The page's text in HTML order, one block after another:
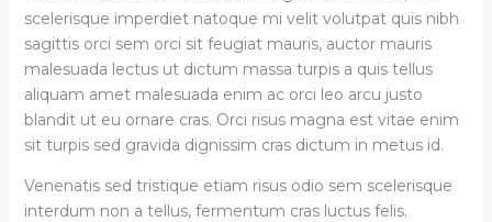
scelerisque imperdiet natoque mi velit volutpat quis nibh
sagittis orci sem orci sit feugiat mauris, auctor mauris
malesuada lectus ut dictum massa turpis a quis tellus
aliquam amet malesuada enim ac orci leo arcu justo
blandit ut eu ornare cras. Orci risus magna est vitae enim
sit turpis sed gravida dignissim cras dictum in metus id.
Venenatis sed tristique etiam risus odio sem scelerisque
interdum non a tellus, fermentum cras luctus felis.